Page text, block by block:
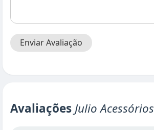
Enviar Avaliação
Avaliações Julio Acessórios